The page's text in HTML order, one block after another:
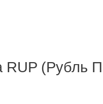
RUP (Рубль